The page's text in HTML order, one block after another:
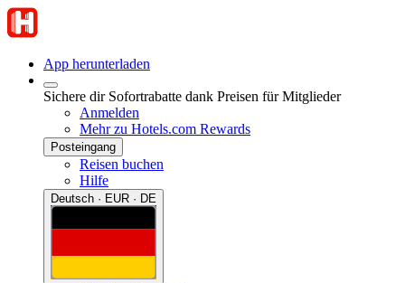
App herunterladen
Sichere dir Sofortrabatte dank Preisen für Mitglieder
Anmelden
Mehr zu Hotels.com Rewards
Posteingang
Reisen buchen
Hilfe
Deutsch · EUR · DE